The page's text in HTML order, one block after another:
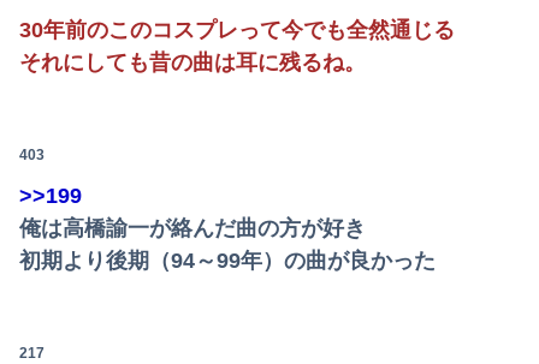
30年前のこのコスプレって今でも全然通じる
それにしても昔の曲は耳に残るね。
403
>>199
俺は高橋諭一が絡んだ曲の方が好き
初期より後期（94～99年）の曲が良かった
217